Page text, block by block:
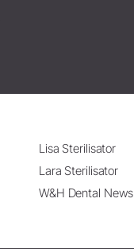
Lisa Sterilisator
Lara Sterilisator
W&H Dental News